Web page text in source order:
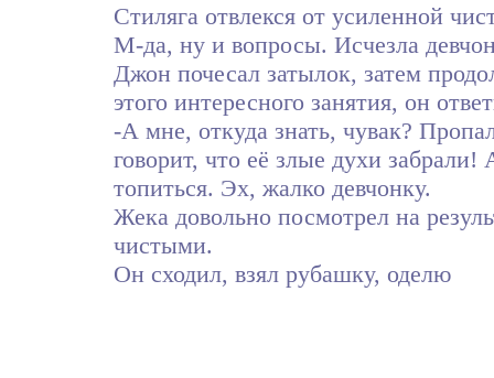
Стиляга отвлекся от усиленной
М-да, ну и вопросы. Исчезла
Джон почесал затылок, затем
этого интересного занятия, он
-А мне, откуда знать, чувак?
говорит, что её злые духи
топиться. Эх, жалко девчонку.
Жека довольно посмотрел на
чистыми.
Он сходил, взял рубашку, оделю